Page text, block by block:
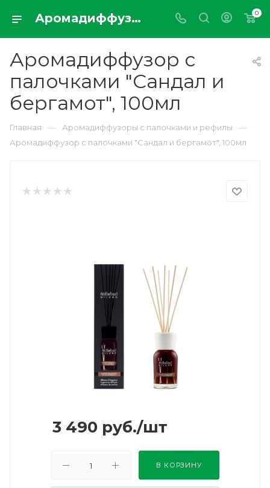
Аромадиффузор с палочками "Сандал и бергамот", 100мл 0
Аромадиффузор с
палочками "Сандал и
бергамот", 100мл
Главная — Аромадиффузоры с палочками и рефилы —
Аромадиффузор с палочками "Сандал и бергамот", 100мл
3 490 руб./шт
В КОРЗИНУ